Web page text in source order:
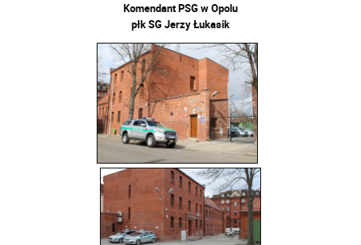
Komendant PSG w Opolu
płk SG Jerzy Łukasik